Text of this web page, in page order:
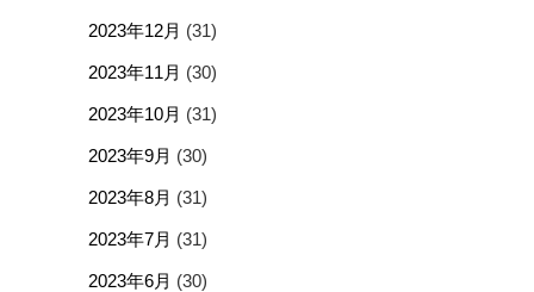
2023年12月 (31)
2023年11月 (30)
2023年10月 (31)
2023年9月 (30)
2023年8月 (31)
2023年7月 (31)
2023年6月 (30)